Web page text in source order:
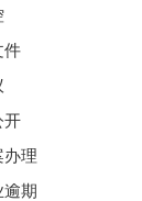
件
开
办理
期